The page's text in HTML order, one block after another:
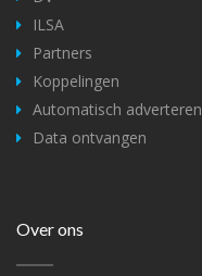
ILSA
Partners
Koppelingen
Automatisch adverteren
Data ontvangen
Over ons